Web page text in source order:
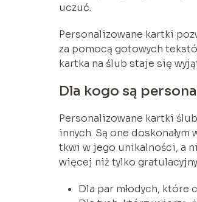
uczuć.
Personalizowane kartki
za pomocą gotowych
kartka na ślub staje się
Dla kogo są
Personalizowane kartki
innych. Są one
tkwi w jego unikalności, a
więcej niż tylko
Dla par młodych, które